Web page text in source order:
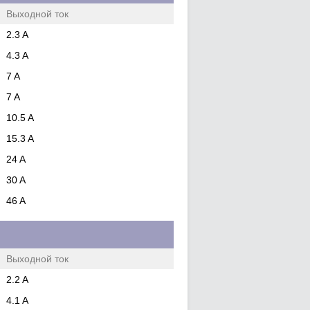
Выходной ток
2.3 A
4.3 A
7 A
7 A
10.5 A
15.3 A
24 A
30 A
46 A
Выходной ток
2.2 A
4.1 A